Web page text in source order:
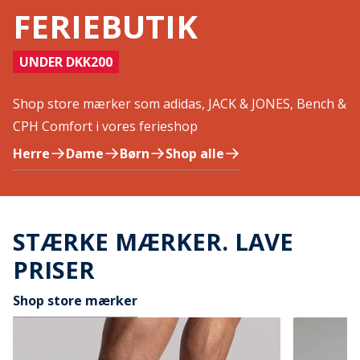
FERIEBUTIK
UNDER DKK200
Shop store mærker som adidas, JACK & JONES, Bench &
CPH Comfort i vores ferieshop
Herre
Dame Børn Shop alle
STÆRKE MÆRKER. LAVE
PRISER
Shop store mærker